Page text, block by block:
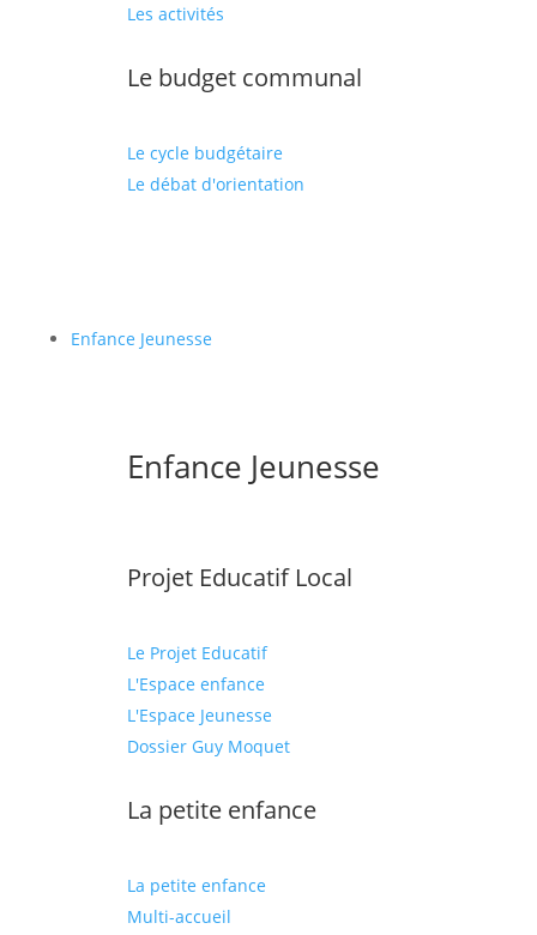
Les activités
Le budget communal
Le cycle budgétaire
Le débat d'orientation
Enfance Jeunesse
Enfance Jeunesse
Projet Educatif Local
Le Projet Educatif
L'Espace enfance
L'Espace Jeunesse
Dossier Guy Moquet
La petite enfance
La petite enfance
Multi-accueil